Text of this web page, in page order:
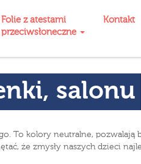
Folie z atestami
przeciwsłoneczne
Kontakt
salonu
To kolory neutralne, pozwalają
że zmysły naszych dzieci